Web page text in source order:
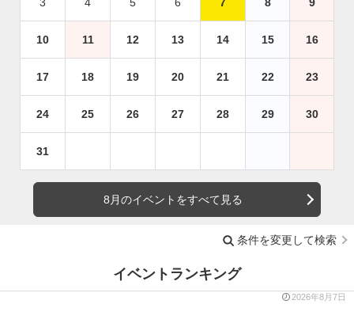
10 11 12 13 14 15 16
17 18 19 20 21 22 23
24 25 26 27 28 29 30
31
8月のイベントをすべて見る
条件を変更して検索
イベントランキング
2026年8月7日